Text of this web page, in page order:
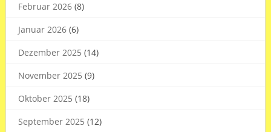
Februar 2026(8)
Januar 2026(6)
Dezember 2025 (14)
November 2025 (9)
Oktober 2025 (18)
September 2025 (12)